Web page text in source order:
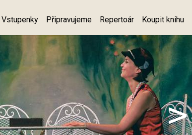
Vstupenky Připravujeme Repertoár Koupit knihu
>